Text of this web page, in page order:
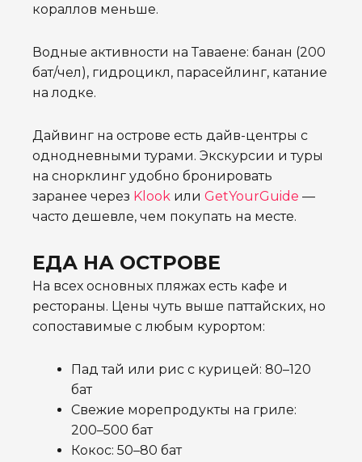
кораллов меньше.
Водные активности на Таваене: банан (200
бат/чел), гидроцикл, парасейлинг, катание
на лодке.
Дайвинг на острове есть дайв-центры с
однодневными турами. Экскурсии и туры
на снорклинг удобно бронировать
заранее через Klook или GetYourGuide —
часто дешевле, чем покупать на месте.
ЕДА НА ОСТРОВЕ
На всех основных пляжах есть кафе и
рестораны. Цены чуть выше паттайских, но
сопоставимые с любым курортом:
Пад тай или рис с курицей: 80–120
бат
Свежие морепродукты на гриле:
200–500 бат
Кокос: 50–80 бат